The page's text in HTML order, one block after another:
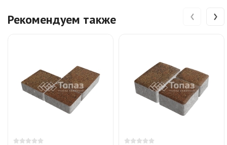
Рекомендуем также ‹ ›